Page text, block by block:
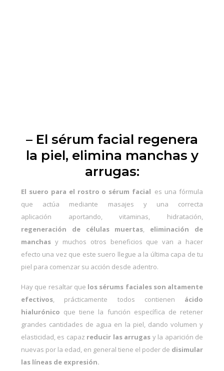
– El sérum facial regenera
la piel, elimina manchas y
arrugas:
El suero para el rostro o sérum facial es una fórmula
que actúa mediante masajes y una correcta
aplicación aportando, vitaminas, hidratación,
regeneración de células muertas, eliminación de
manchas y muchos otros beneficios que van a hacer
efecto una vez que este suero llegue a la última capa de tu
piel para comenzar su acción desde adentro.
Hay que resaltar que los sérums faciales son altamente
efectivos, prácticamente todos contienen ácido
hialurónico que tiene la función específica de retener
grandes cantidades de agua en la piel, dando volumen y
elasticidad, es capaz reducir las arrugas y la aparición de
nuevas por la edad, en general tiene el poder de disimular
las líneas de expresión.